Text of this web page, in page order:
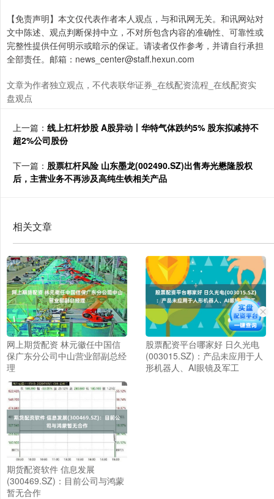
【免责声明】本文仅代表作者本人观点，与和讯网无关。和讯网站对
文中陈述、观点判断保持中立，不对所包含内容的准确性、可靠性或
完整性提供任何明示或暗示的保证。请读者仅作参考，并请自行承担
全部责任。邮箱：news_center@staff.hexun.com
文章为作者独立观点，不代表联华证券_在线配资流程_在线配资实
盘观点
上一篇： 线上杠杆炒股 A股异动丨华特气体跌约5% 股东拟减持不
超2%公司股份
下一篇： 股票杠杆风险 山东墨龙(002490.SZ)出售寿光懋隆股权
后，主营业务不再涉及高纯生铁相关产品
相关文章
网上期货配资 林元徽任中国信
保广东分公司中山营业部副总经
理
股票配资平台哪家好 日久光电
(003015.SZ)：产品未应用于人
形机器人、AI眼镜及军工
期货配资软件 信息发展
(300469.SZ)：目前公司与鸿蒙
暂无合作